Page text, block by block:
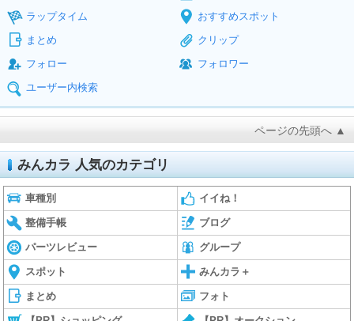
ラップタイム
おすすめスポット
まとめ
クリップ
フォロー
フォロワー
ユーザー内検索
ページの先頭へ ▲
みんカラ 人気のカテゴリ
車種別 イイね！
整備手帳 ブログ
パーツレビュー グループ
スポット みんカラ＋
まとめ フォト